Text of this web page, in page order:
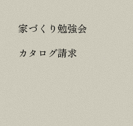
家づくり勉強会
カタログ請求